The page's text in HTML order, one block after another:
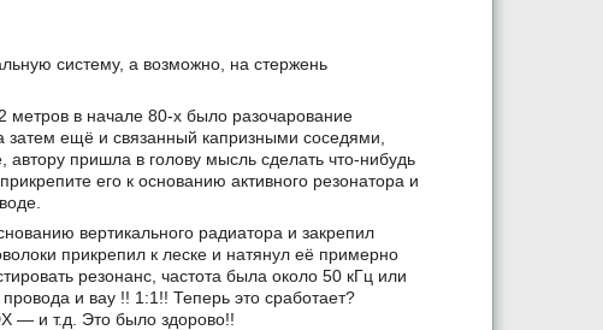
систему, а возможно, на стержень
в начале 80-х было разочарование
ещё и связанный капризными соседями,
пришла в голову мысль сделать что-нибудь
его к основанию активного резонатора и
вертикального радиатора и закрепил
прикрепил к леске и натянул её примерно
резонанс, частота была около 50 кГц или
и вау !! 1:1!! Теперь это сработает?
— и т.д. Это было здорово!!